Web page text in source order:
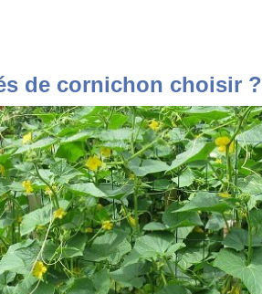
de cornichon choisir ?